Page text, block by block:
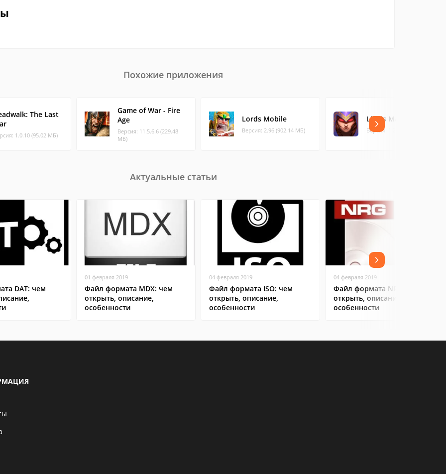
Похожие приложения
The Last
1.0.10 (95.02 МБ)
Game of War - Fire
Age
Версия: 11.5.6.6 (229.48
МБ)
Lords Mobile
Версия: 2.96 (902.14 МБ)
Life is Magic
Версия: 1.2.1 (47.32 МБ)
Актуальные статьи
DAT: чем
01 февраля 2019
Файл формата MDX: чем
открыть, описание,
особенности
04 февраля 2019
Файл формата ISO: чем
открыть, описание,
особенности
04 февраля 2019
Файл формата NRG: чем
открыть, описание,
особенности